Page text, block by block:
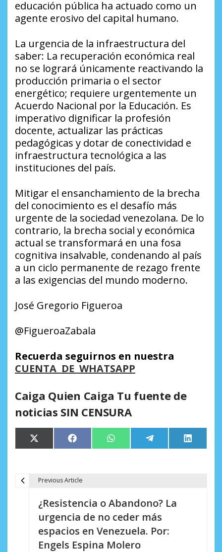
educación pública ha actuado como un
agente erosivo del capital humano.
​La urgencia de la infraestructura del
saber: La recuperación económica real
no se logrará únicamente reactivando la
producción primaria o el sector
energético; requiere urgentemente un
Acuerdo Nacional por la Educación. Es
imperativo dignificar la profesión
docente, actualizar las prácticas
pedagógicas y dotar de conectividad e
infraestructura tecnológica a las
instituciones del país.
​Mitigar el ensanchamiento de la brecha
del conocimiento es el desafío más
urgente de la sociedad venezolana. De lo
contrario, la brecha social y económica
actual se transformará en una fosa
cognitiva insalvable, condenando al país
a un ciclo permanente de rezago frente
a las exigencias del mundo moderno.
​José Gregorio Figueroa
@FigueroaZabala
Recuerda seguirnos en nuestra
CUENTA DE WHATSAPP
Caiga Quien Caiga Tu fuente de
noticias SIN CENSURA
Compartir
en
X
(Twitter)
Compartir
en
Facebook Compartir
en
WhatsApp Compartir
en
Telegram
en
LinkedIn
Previous Article
¿Resistencia o Abandono? La
urgencia de no ceder más
espacios en Venezuela. Por:
Engels Espina Molero